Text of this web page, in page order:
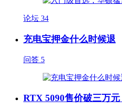
论坛 34
充电宝押金什么时候退
问答 5
RTX 5090售价破三万